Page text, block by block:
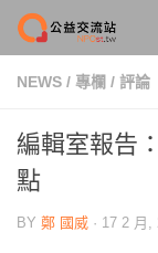
Skip to content
NEWS / 專欄 / 評論
編輯室報告
點
BY 鄭 國威 · 17 2 月,